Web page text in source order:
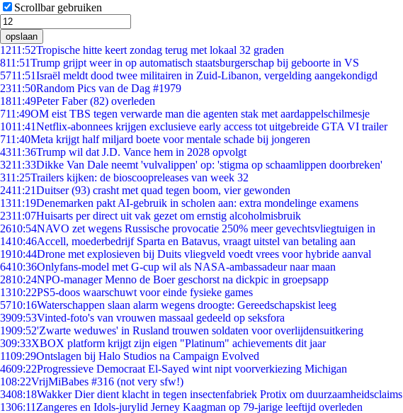
Scrollbar gebruiken
opslaan
1211:52Tropische hitte keert zondag terug met lokaal 32 graden
811:51Trump grijpt weer in op automatisch staatsburgerschap bij geboorte in VS
5711:51Israël meldt dood twee militairen in Zuid-Libanon, vergelding aangekondigd
2311:50Random Pics van de Dag #1979
1811:49Peter Faber (82) overleden
711:49OM eist TBS tegen verwarde man die agenten stak met aardappelschilmesje
1011:41Netflix-abonnees krijgen exclusieve early access tot uitgebreide GTA VI trailer
711:40Meta krijgt half miljard boete voor mentale schade bij jongeren
4311:36Trump wil dat J.D. Vance hem in 2028 opvolgt
3211:33Dikke Van Dale neemt 'vulvalippen' op: 'stigma op schaamlippen doorbreken'
311:25Trailers kijken: de bioscoopreleases van week 32
2411:21Duitser (93) crasht met quad tegen boom, vier gewonden
1311:19Denemarken pakt AI-gebruik in scholen aan: extra mondelinge examens
2311:07Huisarts per direct uit vak gezet om ernstig alcoholmisbruik
2610:54NAVO zet wegens Russische provocatie 250% meer gevechtsvliegtuigen in
1410:46Accell, moederbedrijf Sparta en Batavus, vraagt uitstel van betaling aan
1910:44Drone met explosieven bij Duits vliegveld voedt vrees voor hybride aanval
6410:36Onlyfans-model met G-cup wil als NASA-ambassadeur naar maan
2810:24NPO-manager Menno de Boer geschorst na dickpic in groepsapp
1310:22PS5-doos waarschuwt voor einde fysieke games
5710:16Waterschappen slaan alarm wegens droogte: Gereedschapskist leeg
3909:53Vinted-foto's van vrouwen massaal gedeeld op seksfora
1909:52'Zwarte weduwes' in Rusland trouwen soldaten voor overlijdensuitkering
309:33XBOX platform krijgt zijn eigen "Platinum" achievements dit jaar
1109:29Ontslagen bij Halo Studios na Campaign Evolved
4609:22Progressieve Democraat El-Sayed wint nipt voorverkiezing Michigan
108:22VrijMiBabes #316 (not very sfw!)
3408:18Wakker Dier dient klacht in tegen insectenfabriek Protix om duurzaamheidsclaims
1306:11 Zangeres en Idols-jurylid Jerney Kaagman op 79-jarige leeftijd overleden